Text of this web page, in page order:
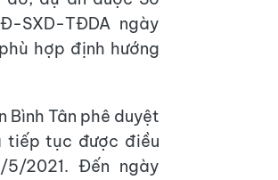
SXD-TĐDA ngày
hợp định hướng
Bình Tân phê duyệt
tiếp tục được điều
2021. Đến ngày